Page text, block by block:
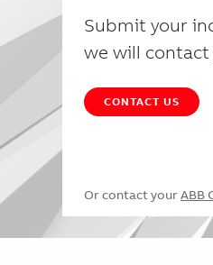
Submit your
we will contact
CONTACT US
Or contact your ABB